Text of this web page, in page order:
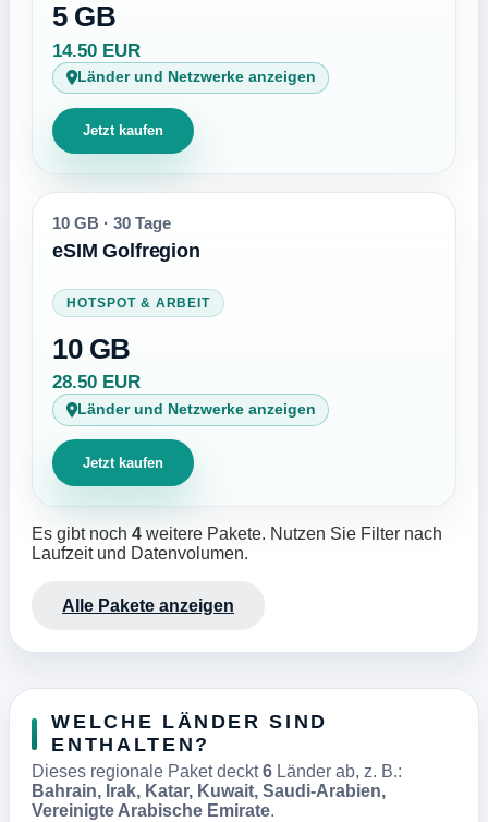
5 GB
14.50 EUR
Länder und Netzwerke anzeigen
Jetzt kaufen
10 GB · 30 Tage
eSIM Golfregion
HOTSPOT & ARBEIT
10 GB
28.50 EUR
Länder und Netzwerke anzeigen
Jetzt kaufen
Es gibt noch 4 weitere Pakete. Nutzen Sie Filter nach
Laufzeit und Datenvolumen.
Alle Pakete anzeigen
WELCHE LÄNDER SIND
ENTHALTEN?
Dieses regionale Paket deckt6 Länder ab, z. B.:
Bahrain, Irak, Katar, Kuwait, Saudi-Arabien,
Vereinigte Arabische Emirate.